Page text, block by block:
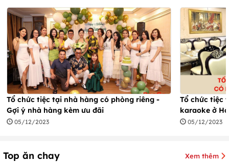
Tổ chức tiệc tại nhà hàng có phòng riêng -
Gợi ý nhà hàng kèm ưu đãi
05/12/2023
Tổ chức tiệc
karaoke ở
05/12/2023
Top ăn chay Xem thêm